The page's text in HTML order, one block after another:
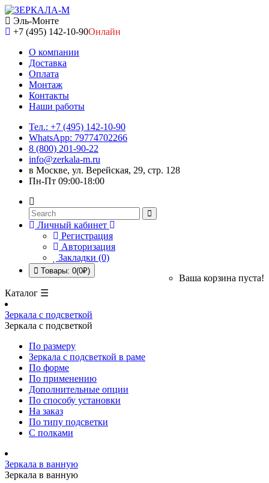
Эль-Монте
+7 (495) 142-10-90Онлайн
О компании
Доставка
Оплата
Монтаж
Контакты
Наши работы
Тел.: +7 (495) 142-10-90
WhatsApp: 79774702266
8 (800) 201-90-22
info@zerkala-m.ru
в Москве, ул. Верейская, 29, стр. 128
Пн-Пт 09:00-18:00
Личный кабинет
Регистрация
Авторизация
Закладки (0)
Товары: 0(0₽)
Ваша корзина пуста!
Каталог ☰
Зеркала с подсветкой
Зеркала с подсветкой
По размеру
Зеркала с подсветкой в раме
По форме
По применению
Дополнительные опции
По способу установки
На заказ
По типу подсветки
С полками
Зеркала в ванную
Зеркала в ванную